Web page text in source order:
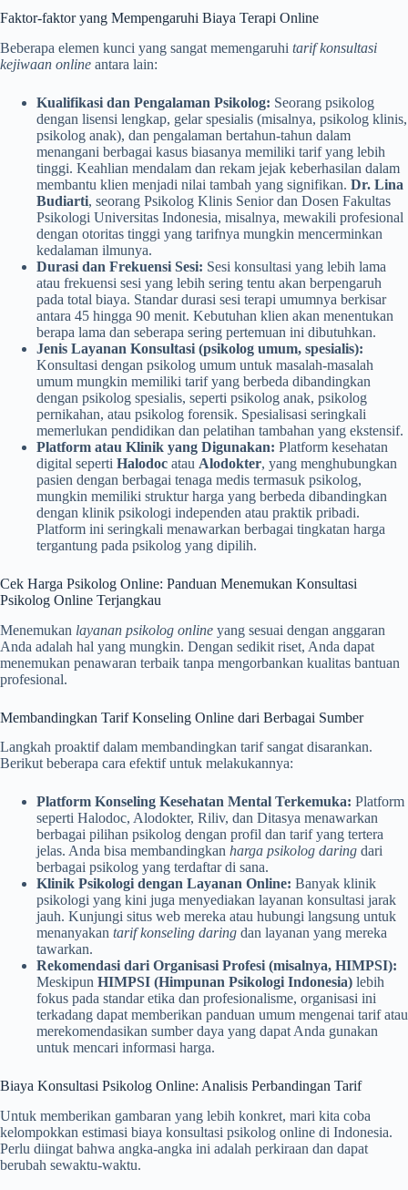
Faktor-faktor yang Mempengaruhi Biaya Terapi Online
Beberapa elemen kunci yang sangat memengaruhi tarif konsultasi
kejiwaan online antara lain:
Kualifikasi dan Pengalaman Psikolog: Seorang psikolog
dengan lisensi lengkap, gelar spesialis (misalnya, psikolog klinis,
psikolog anak), dan pengalaman bertahun-tahun dalam
menangani berbagai kasus biasanya memiliki tarif yang lebih
tinggi. Keahlian mendalam dan rekam jejak keberhasilan dalam
membantu klien menjadi nilai tambah yang signifikan. Dr. Lina
Budiarti, seorang Psikolog Klinis Senior dan Dosen Fakultas
Psikologi Universitas Indonesia, misalnya, mewakili profesional
dengan otoritas tinggi yang tarifnya mungkin mencerminkan
kedalaman ilmunya.
Durasi dan Frekuensi Sesi: Sesi konsultasi yang lebih lama
atau frekuensi sesi yang lebih sering tentu akan berpengaruh
pada total biaya. Standar durasi sesi terapi umumnya berkisar
antara 45 hingga 90 menit. Kebutuhan klien akan menentukan
berapa lama dan seberapa sering pertemuan ini dibutuhkan.
Jenis Layanan Konsultasi (psikolog umum, spesialis):
Konsultasi dengan psikolog umum untuk masalah-masalah
umum mungkin memiliki tarif yang berbeda dibandingkan
dengan psikolog spesialis, seperti psikolog anak, psikolog
pernikahan, atau psikolog forensik. Spesialisasi seringkali
memerlukan pendidikan dan pelatihan tambahan yang ekstensif.
Platform atau Klinik yang Digunakan: Platform kesehatan
digital seperti Halodoc atau Alodokter, yang menghubungkan
pasien dengan berbagai tenaga medis termasuk psikolog,
mungkin memiliki struktur harga yang berbeda dibandingkan
dengan klinik psikologi independen atau praktik pribadi.
Platform ini seringkali menawarkan berbagai tingkatan harga
tergantung pada psikolog yang dipilih.
Cek Harga Psikolog Online: Panduan Menemukan Konsultasi
Psikolog Online Terjangkau
Menemukan layanan psikolog online yang sesuai dengan anggaran
Anda adalah hal yang mungkin. Dengan sedikit riset, Anda dapat
menemukan penawaran terbaik tanpa mengorbankan kualitas bantuan
profesional.
Membandingkan Tarif Konseling Online dari Berbagai Sumber
Langkah proaktif dalam membandingkan tarif sangat disarankan.
Berikut beberapa cara efektif untuk melakukannya:
Platform Konseling Kesehatan Mental Terkemuka: Platform
seperti Halodoc, Alodokter, Riliv, dan Ditasya menawarkan
berbagai pilihan psikolog dengan profil dan tarif yang tertera
jelas. Anda bisa membandingkan harga psikolog daring dari
berbagai psikolog yang terdaftar di sana.
Klinik Psikologi dengan Layanan Online: Banyak klinik
psikologi yang kini juga menyediakan layanan konsultasi jarak
jauh. Kunjungi situs web mereka atau hubungi langsung untuk
menanyakan tarif konseling daring dan layanan yang mereka
tawarkan.
Rekomendasi dari Organisasi Profesi (misalnya, HIMPSI):
Meskipun HIMPSI (Himpunan Psikologi Indonesia) lebih
fokus pada standar etika dan profesionalisme, organisasi ini
terkadang dapat memberikan panduan umum mengenai tarif atau
merekomendasikan sumber daya yang dapat Anda gunakan
untuk mencari informasi harga.
Biaya Konsultasi Psikolog Online: Analisis Perbandingan Tarif
Untuk memberikan gambaran yang lebih konkret, mari kita coba
kelompokkan estimasi biaya konsultasi psikolog online di Indonesia.
Perlu diingat bahwa angka-angka ini adalah perkiraan dan dapat
berubah sewaktu-waktu.